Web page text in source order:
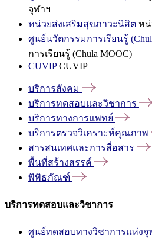
จุฬาฯ
หน่วยส่งเสริมสุขภาวะนิสิต หน่
ศูนย์นวัตกรรมการเรียนรู้
การเรียนรู้ (Chula MOOC)
CUVIPCUVIP
บริการสังคม
บริการทดสอบและวิชาการ
บริการทางการแพทย์
บริการตรวจวิเคราะห์คุณภาพ
สารสนเทศและการสื่อสาร
พื้นที่สร้างสรรค์
พิพิธภัณฑ์
บริการทดสอบและวิชาการ
ศูนย์ทดสอบทางวิชาการแห่งจุ